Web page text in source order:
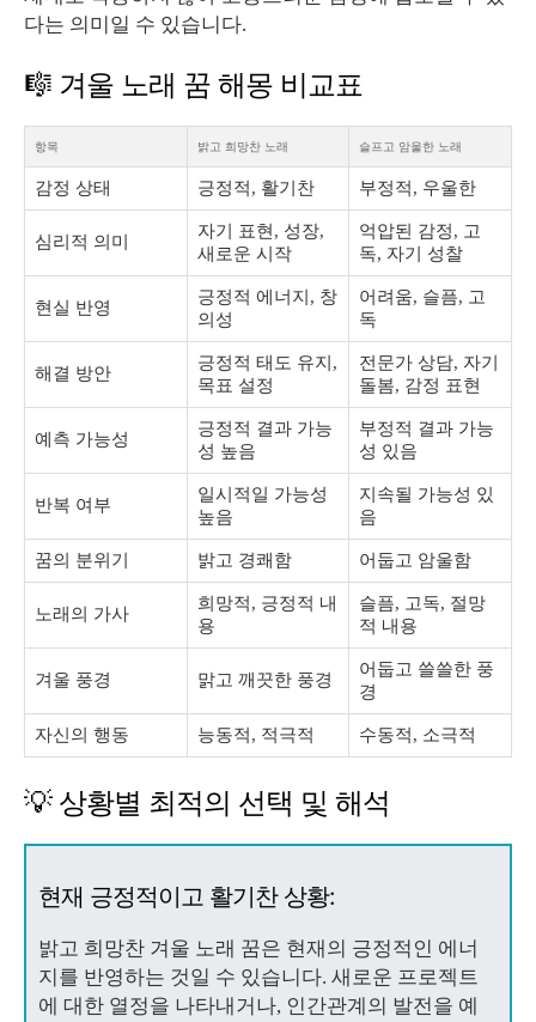
다는 의미일 수 있습니다.
🎼 겨울 노래 꿈 해몽 비교표
항목 밝고 희망찬 노래 슬프고 암울한 노래
감정 상태 긍정적, 활기찬 부정적, 우울한
심리적 의미
자기 표현, 성장,
새로운 시작
억압된 감정, 고
독, 자기 성찰
현실 반영
긍정적 에너지, 창
의성
어려움, 슬픔, 고
독
해결 방안
긍정적 태도 유지,
목표 설정
전문가 상담, 자기
돌봄, 감정 표현
예측 가능성
긍정적 결과 가능
성 높음
부정적 결과 가능
성 있음
반복 여부
일시적일 가능성
높음
지속될 가능성 있
음
꿈의 분위기 밝고 경쾌함 어둡고 암울함
노래의 가사
희망적, 긍정적 내
용
슬픔, 고독, 절망
적 내용
겨울 풍경 맑고 깨끗한 풍경
어둡고 쓸쓸한 풍
경
자신의 행동 능동적, 적극적 수동적, 소극적
💡 상황별 최적의 선택 및 해석
현재 긍정적이고 활기찬 상황:
밝고 희망찬 겨울 노래 꿈은 현재의 긍정적인 에너
지를 반영하는 것일 수 있습니다. 새로운 프로젝트
에 대한 열정을 나타내거나, 인간관계의 발전을 예